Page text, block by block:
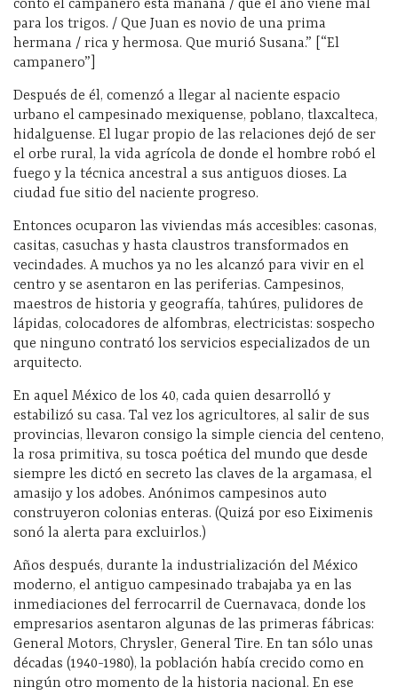
contó el campanero esta mañana / que el año viene mal
para los trigos. / Que Juan es novio de una prima
hermana / rica y hermosa. Que murió Susana.” [“El
campanero”]
Después de él, comenzó a llegar al naciente espacio
urbano el campesinado mexiquense, poblano, tlaxcalteca,
hidalguense. El lugar propio de las relaciones dejó de ser
el orbe rural, la vida agrícola de donde el hombre robó el
fuego y la técnica ancestral a sus antiguos dioses. La
ciudad fue sitio del naciente progreso.
Entonces ocuparon las viviendas más accesibles: casonas,
casitas, casuchas y hasta claustros transformados en
vecindades. A muchos ya no les alcanzó para vivir en el
centro y se asentaron en las periferias. Campesinos,
maestros de historia y geografía, tahúres, pulidores de
lápidas, colocadores de alfombras, electricistas: sospecho
que ninguno contrató los servicios especializados de un
arquitecto.
En aquel México de los 40, cada quien desarrolló y
estabilizó su casa. Tal vez los agricultores, al salir de sus
provincias, llevaron consigo la simple ciencia del centeno,
la rosa primitiva, su tosca poética del mundo que desde
siempre les dictó en secreto las claves de la argamasa, el
amasijo y los adobes. Anónimos campesinos auto
construyeron colonias enteras. (Quizá por eso Eiximenis
sonó la alerta para excluirlos.)
Años después, durante la industrialización del México
moderno, el antiguo campesinado trabajaba ya en las
inmediaciones del ferrocarril de Cuernavaca, donde los
empresarios asentaron algunas de las primeras fábricas:
General Motors, Chrysler, General Tire. En tan sólo unas
décadas (1940-1980), la población había crecido como en
ningún otro momento de la historia nacional. En ese